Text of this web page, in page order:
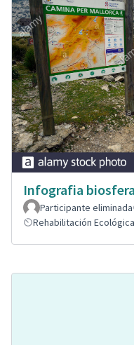
Infografia biosfera
Participante eliminada
Rehabilitación Ecológica